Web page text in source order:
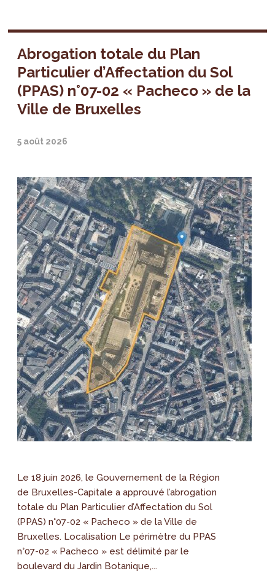
Abrogation totale du Plan
Particulier d’Affectation du Sol
(PPAS) n°07-02 « Pacheco » de la
Ville de Bruxelles
5 août 2026
Le 18 juin 2026, le Gouvernement de la Région
de Bruxelles-Capitale a approuvé l’abrogation
totale du Plan Particulier d’Affectation du Sol
(PPAS) n°07-02 « Pacheco » de la Ville de
Bruxelles. Localisation Le périmètre du PPAS
n°07-02 « Pacheco » est délimité par le
boulevard du Jardin Botanique,...